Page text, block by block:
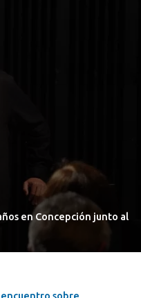
en Concepción junto al
sobre